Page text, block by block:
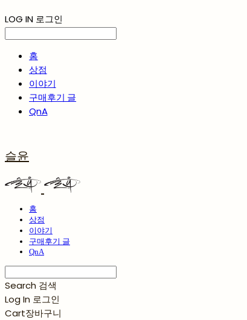
LOG IN 로그인
홈
상점
이야기
구매후기 글
QnA
슬윤
홈
상점
이야기
구매후기 글
QnA
Search 검색
Log In 로그인
Cart장바구니